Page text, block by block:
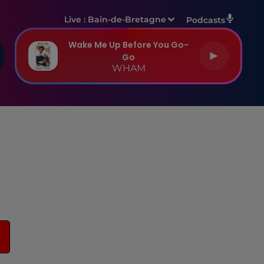
Live : Bain-de-Bretagne Podcasts
Wake Me Up Before You Go-
Go
WHAM